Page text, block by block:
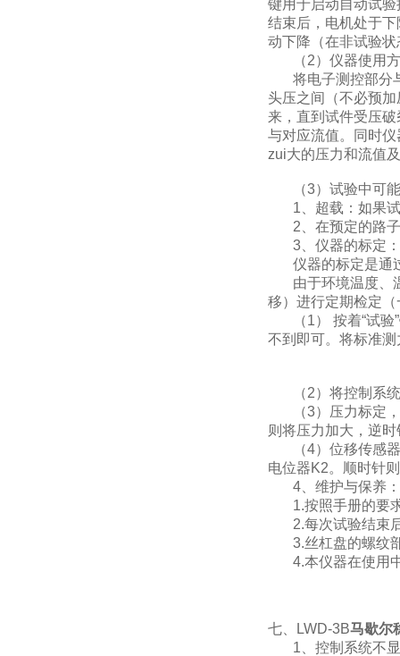
键用于启动自动试验
结束后，电机处于下
动下降（在非试验状
（2）仪器使用
将电子测控部分与
头压之间（不必预
来，直到试件受压
与对应流值。同时
zui大的压力和流值
（3）试验中可能
1、超载：如果试
2、在预定的路子
3、仪器的标定：
仪器的标定是通过
由于环境温度、温
移）进行定期检定
（1） 按着“试验”
不到即可。将标准
（2）将控制系统
（3）压力标定，
则将压力加大，逆
（4）位移传感器
电位器K2。顺时针
4、维护与保养：
1.按照手册的要
2.每次试验结束后
3.丝杠盘的螺纹部
4.本仪器在使用中
七、LWD-3B马歇尔
1、控制系统不显